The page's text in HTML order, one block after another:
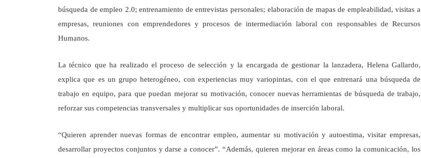
búsqueda de empleo 2.0; entrenamiento de entrevistas personales; elaboración de mapas de empleabilidad, visitas a
empresas, reuniones con emprendedores y procesos de intermediación laboral con responsables de Recursos
Humanos.
La técnico que ha realizado el proceso de selección y la encargada de gestionar la lanzadera, Helena Gallardo,
explica que es un grupo heterogéneo, con experiencias muy variopintas, con el que entrenará una búsqueda de
trabajo en equipo, para que puedan mejorar su motivación, conocer nuevas herramientas de búsqueda de trabajo,
reforzar sus competencias transversales y multiplicar sus oportunidades de inserción laboral.
“Quieren aprender nuevas formas de encontrar empleo, aumentar su motivación y autoestima, visitar empresas,
desarrollar proyectos conjuntos y darse a conocer”. “Además, quieren mejorar en áreas como la comunicación, los